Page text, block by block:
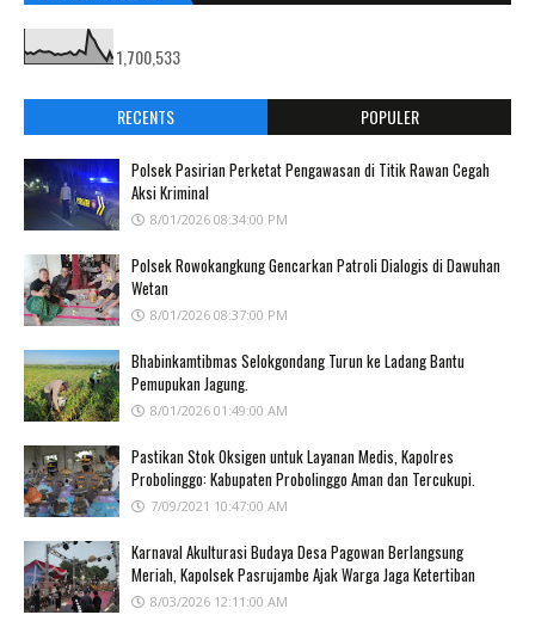
1,700,533
RECENTS POPULER
Polsek Pasirian Perketat Pengawasan di Titik Rawan Cegah
Aksi Kriminal
8/01/2026 08:34:00 PM
Polsek Rowokangkung Gencarkan Patroli Dialogis di Dawuhan
Wetan
8/01/2026 08:37:00 PM
Bhabinkamtibmas Selokgondang Turun ke Ladang Bantu
Pemupukan Jagung.
8/01/2026 01:49:00 AM
Pastikan Stok Oksigen untuk Layanan Medis, Kapolres
Probolinggo: Kabupaten Probolinggo Aman dan Tercukupi.
7/09/2021 10:47:00 AM
Karnaval Akulturasi Budaya Desa Pagowan Berlangsung
Meriah, Kapolsek Pasrujambe Ajak Warga Jaga Ketertiban
8/03/2026 12:11:00 AM